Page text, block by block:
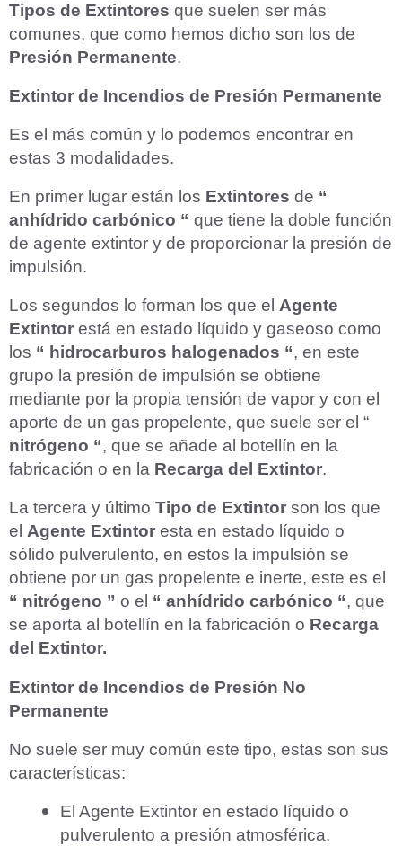
Tipos de Extintores que suelen ser más
comunes, que como hemos dicho son los de
Presión Permanente.
Extintor de Incendios de Presión Permanente
Es el más común y lo podemos encontrar en
estas 3 modalidades.
En primer lugar están los Extintores de “
anhídrido carbónico “ que tiene la doble función
de agente extintor y de proporcionar la presión de
impulsión.
Los segundos lo forman los que el Agente
Extintor está en estado líquido y gaseoso como
los “ hidrocarburos halogenados “, en este
grupo la presión de impulsión se obtiene
mediante por la propia tensión de vapor y con el
aporte de un gas propelente, que suele ser el “
nitrógeno “, que se añade al botellín en la
fabricación o en la Recarga del Extintor.
La tercera y último Tipo de Extintor son los que
el Agente Extintor esta en estado líquido o
sólido pulverulento, en estos la impulsión se
obtiene por un gas propelente e inerte, este es el
“ nitrógeno ” o el “ anhídrido carbónico “, que
se aporta al botellín en la fabricación o Recarga
del Extintor.
Extintor de Incendios de Presión No
Permanente
No suele ser muy común este tipo, estas son sus
características:
El Agente Extintor en estado líquido o
pulverulento a presión atmosférica.